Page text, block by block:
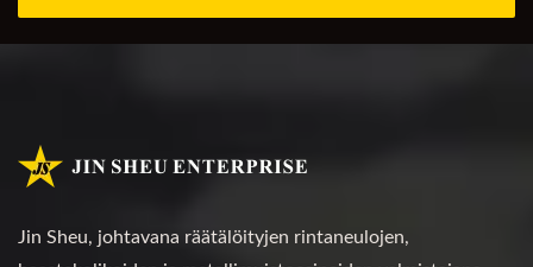
Jin Sheu, johtavana räätälöityjen rintaneulojen,